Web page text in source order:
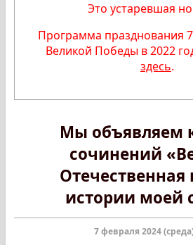
Это устаревшая
Программа празднования
Великой Победы в 2022
здесь.
Мы объявляем
сочинений
Отечественная
истории моей
7 февраля 2024